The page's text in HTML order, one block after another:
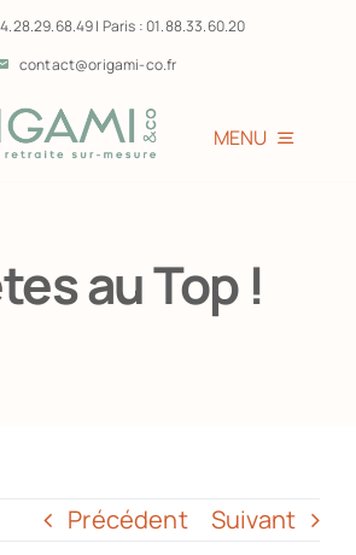
| Paris : 01.88.33.60.20
contact@origami-co.fr
MENU
L’équipe
Témoignages
au Top !
Précédent Suivant